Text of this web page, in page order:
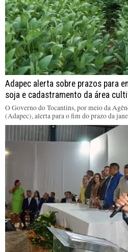
Adapec alerta sobre prazos para
soja e cadastramento da área
O Governo do Tocantins, por meio da
(Adapec), alerta para o fim do prazo da